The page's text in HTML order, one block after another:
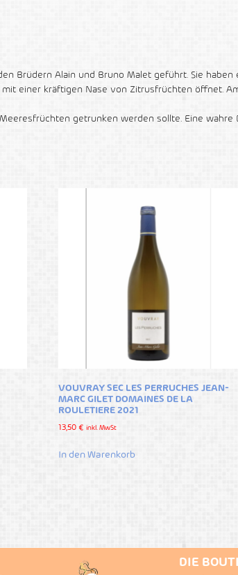
Brüdern Alain und Bruno Malet geführt. Sie haben
einer kräftigen Nase von Zitrusfrüchten öffnet.
getrunken werden sollte. Eine
VOUVRAY SEC LES PERRUCHES JEAN-
MARC GILET DOMAINES DE LA
ROULETIERE 2021
13,50 € inkl. MwSt
In den Warenkorb
DIE